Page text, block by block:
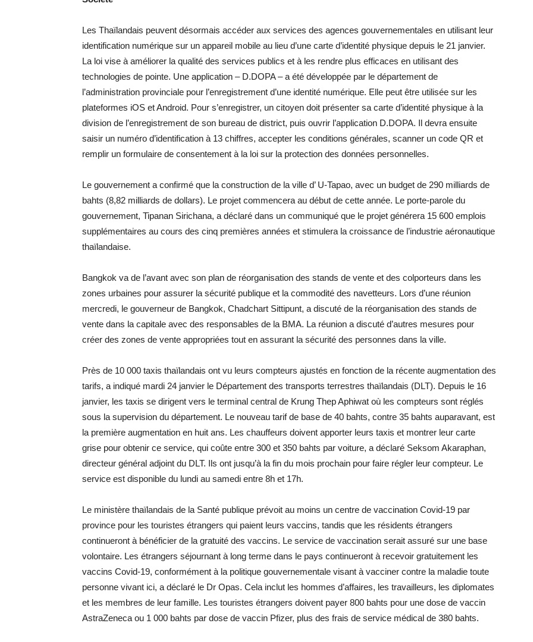
Les Thaïlandais peuvent désormais accéder aux services des agences gouvernementales en utilisant leur
identification numérique sur un appareil mobile au lieu d’une carte d’identité physique depuis le 21 janvier.
La loi vise à améliorer la qualité des services publics et à les rendre plus efficaces en utilisant des
technologies de pointe. Une application – D.DOPA – a été développée par le département de
l’administration provinciale pour l’enregistrement d’une identité numérique. Elle peut être utilisée sur les
plateformes iOS et Android. Pour s’enregistrer, un citoyen doit présenter sa carte d’identité physique à la
division de l’enregistrement de son bureau de district, puis ouvrir l’application D.DOPA. Il devra ensuite
saisir un numéro d’identification à 13 chiffres, accepter les conditions générales, scanner un code QR et
remplir un formulaire de consentement à la loi sur la protection des données personnelles.
Le gouvernement a confirmé que la construction de la ville d’ U-Tapao, avec un budget de 290 milliards de
bahts (8,82 milliards de dollars). Le projet commencera au début de cette année. Le porte-parole du
gouvernement, Tipanan Sirichana, a déclaré dans un communiqué que le projet générera 15 600 emplois
supplémentaires au cours des cinq premières années et stimulera la croissance de l’industrie aéronautique
thaïlandaise.
Bangkok va de l’avant avec son plan de réorganisation des stands de vente et des colporteurs dans les
zones urbaines pour assurer la sécurité publique et la commodité des navetteurs. Lors d’une réunion
mercredi, le gouverneur de Bangkok, Chadchart Sittipunt, a discuté de la réorganisation des stands de
vente dans la capitale avec des responsables de la BMA. La réunion a discuté d’autres mesures pour
créer des zones de vente appropriées tout en assurant la sécurité des personnes dans la ville.
Près de 10 000 taxis thaïlandais ont vu leurs compteurs ajustés en fonction de la récente augmentation des
tarifs, a indiqué mardi 24 janvier le Département des transports terrestres thaïlandais (DLT). Depuis le 16
janvier, les taxis se dirigent vers le terminal central de Krung Thep Aphiwat où les compteurs sont réglés
sous la supervision du département. Le nouveau tarif de base de 40 bahts, contre 35 bahts auparavant, est
la première augmentation en huit ans. Les chauffeurs doivent apporter leurs taxis et montrer leur carte
grise pour obtenir ce service, qui coûte entre 300 et 350 bahts par voiture, a déclaré Seksom Akaraphan,
directeur général adjoint du DLT. Ils ont jusqu’à la fin du mois prochain pour faire régler leur compteur. Le
service est disponible du lundi au samedi entre 8h et 17h.
Le ministère thaïlandais de la Santé publique prévoit au moins un centre de vaccination Covid-19 par
province pour les touristes étrangers qui paient leurs vaccins, tandis que les résidents étrangers
continueront à bénéficier de la gratuité des vaccins. Le service de vaccination serait assuré sur une base
volontaire. Les étrangers séjournant à long terme dans le pays continueront à recevoir gratuitement les
vaccins Covid-19, conformément à la politique gouvernementale visant à vacciner contre la maladie toute
personne vivant ici, a déclaré le Dr Opas. Cela inclut les hommes d’affaires, les travailleurs, les diplomates
et les membres de leur famille. Les touristes étrangers doivent payer 800 bahts pour une dose de vaccin
AstraZeneca ou 1 000 bahts par dose de vaccin Pfizer, plus des frais de service médical de 380 bahts.